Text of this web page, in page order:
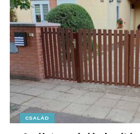
CSALÁD